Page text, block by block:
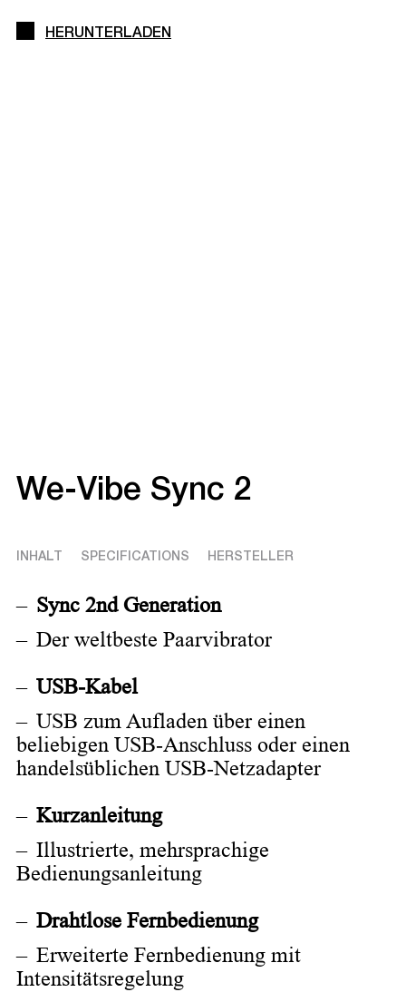
HERUNTERLADEN
We-Vibe Sync 2
INHALT SPECIFICATIONS HERSTELLER
Sync 2nd Generation
Der weltbeste Paarvibrator
USB-Kabel
USB zum Aufladen über einen
beliebigen USB-Anschluss oder einen
handelsüblichen USB-Netzadapter
Kurzanleitung
Illustrierte, mehrsprachige
Bedienungsanleitung
Drahtlose Fernbedienung
Erweiterte Fernbedienung mit
Intensitätsregelung